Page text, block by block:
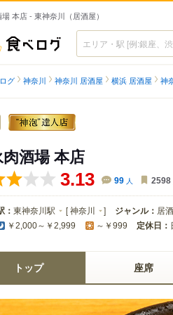
本店 - 東神奈川（居酒屋）
食べログ
グ 神奈川 神奈川 居酒屋 横浜 居酒屋 神
酒場 本店
3.13 99 人 2598
： 東神奈川駅 [神奈川 ] ジャンル： 居
￥2,000～￥2,999 ～￥999 定休日：
トップ 座席